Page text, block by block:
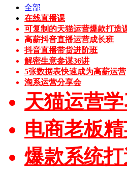
全部
在线直播课
可复制的天猫运营爆款打造
高薪抖音直播运营成长班
抖音直播带货进阶班
解密生意参谋36讲
5张数据表快速成为高薪运营
淘系运营分享会
天猫运营
电商老板
爆款系统